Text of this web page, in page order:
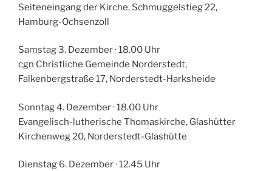
Seiteneingang der Kirche, Schmuggelstieg 22,
Hamburg-Ochsenzoll
Samstag 3. Dezember · 18.00 Uhr
cgn Christliche Gemeinde Norderstedt,
Falkenbergstraße 17, Norderstedt-Harksheide
Sonntag 4. Dezember · 18.00 Uhr
Evangelisch-lutherische Thomaskirche, Glashütter
Kirchenweg 20, Norderstedt-Glashütte
Dienstag 6. Dezember · 12.45 Uhr